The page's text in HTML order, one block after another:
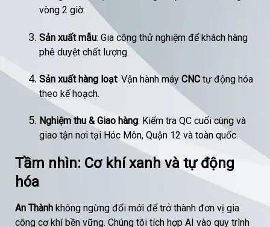
vòng 2 giờ.
Sản xuất mẫu: Gia công thử nghiệm để khách hàng
phê duyệt chất lượng.
Sản xuất hàng loạt: Vận hành máy CNC tự động hóa
theo kế hoạch.
Nghiệm thu & Giao hàng: Kiểm tra QC cuối cùng và
giao tận nơi tại Hóc Môn, Quận 12 và toàn quốc.
Tầm nhìn: Cơ khí xanh và tự động
hóa
An Thành không ngừng đổi mới để trở thành đơn vị gia
công cơ khí bền vững. Chúng tôi tích hợp AI vào quy trình